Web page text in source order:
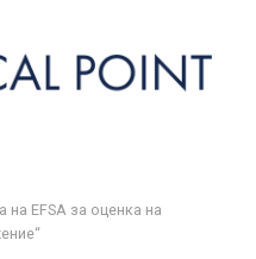
на ЕFSA за оценка на